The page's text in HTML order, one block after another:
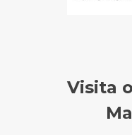
Visita